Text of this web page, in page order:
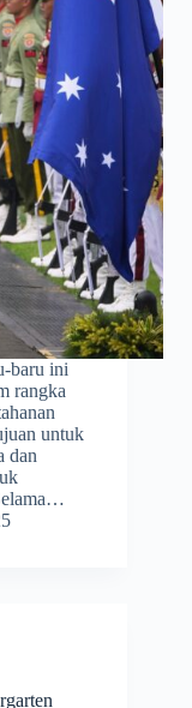
baru ini
rangka
untuk
dan